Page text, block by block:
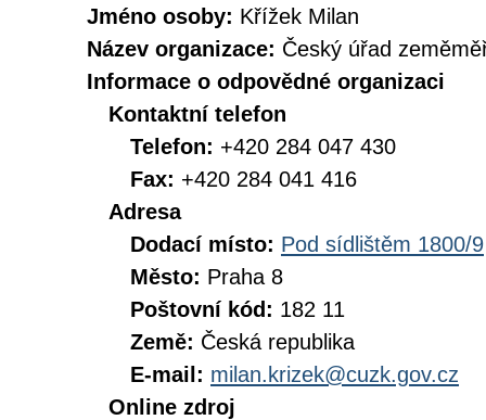
Jméno osoby: Křížek Milan
Název organizace: Český úřad
Informace o odpovědné organizaci
Kontaktní telefon
Telefon: +420 284 047 430
Fax: +420 284 041 416
Adresa
Dodací místo: Pod sídlištěm 1800/9
Město: Praha 8
Poštovní kód: 182 11
Země: Česká republika
E-mail: milan.krizek@cuzk.gov.cz
Online zdroj